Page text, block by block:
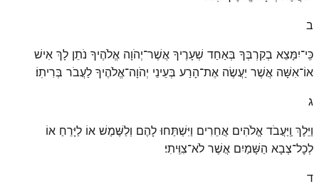
ב
כִּֽי־יִמָּצֵא בְקִרְבְּךָ בְּאַחַד שְׁעָרֶיךָ אֲשֶׁר־יְהֹוָה אֱלֹהֶיךָ נֹתֵן לָךְ אִישׁ
אוֹ־אִשָּׁה אֲשֶׁר יַעֲשֶׂה אֶת־הָרַע בְּעֵינֵי יְהֹוָה־אֱלֹהֶיךָ לַעֲבֹר בְּרִיתֽוֹ׃
ג
וַיֵּלֶךְ וַֽיַּעֲבֹד אֱלֹהִים אֲחֵרִים וַיִּשְׁתַּחוּ לָהֶם וְלַשֶּׁמֶשׁ אוֹ לַיָּרֵחַ אוֹ
לְכׇל־צְבָא הַשָּׁמַיִם אֲשֶׁר לֹא־צִוִּֽיתִי׃
ד